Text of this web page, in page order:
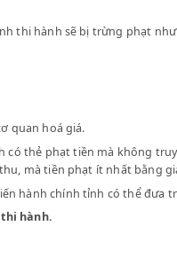
ý kiến cơ quan hoá giá.
tỉnh có thẻ phạt tiền
bị tịch thu, mà tiền phạt ít